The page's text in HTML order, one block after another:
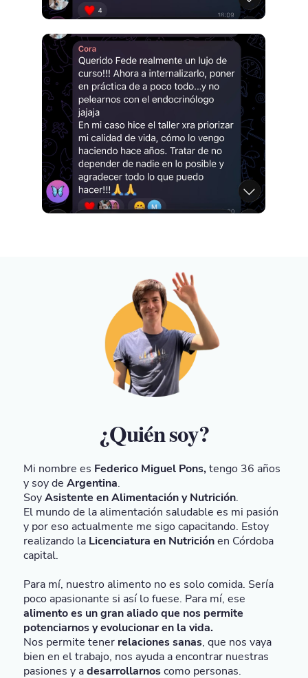
¿Quién soy?
Mi nombre es Federico Miguel Pons,tengo 36 años
y soy de Argentina.
SoyAsistente en Alimentación y Nutrición.
El mundo de la alimentación saludable es mi pasión
y por eso actualmente me sigo capacitando. Estoy
realizando la Licenciatura en Nutriciónen Córdoba
capital.
Para mí, nuestro alimento no es solo comida. Sería
poco apasionante si así lo fuese. Para mí, ese
alimento es un gran aliado que nos permite
potenciarnos y evolucionar en la vida.
Nos permite tener relaciones sanas, que nos vaya
bien en el trabajo, nos ayuda a encontrar nuestras
pasiones y adesarrollarnoscomo personas.